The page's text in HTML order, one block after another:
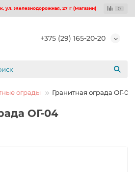
ул. Железнодорожная, 27 Г (Магазин) 0
+375 (29) 165-20-20
ограды Гранитная ограда ОГ-04
ОГ-04